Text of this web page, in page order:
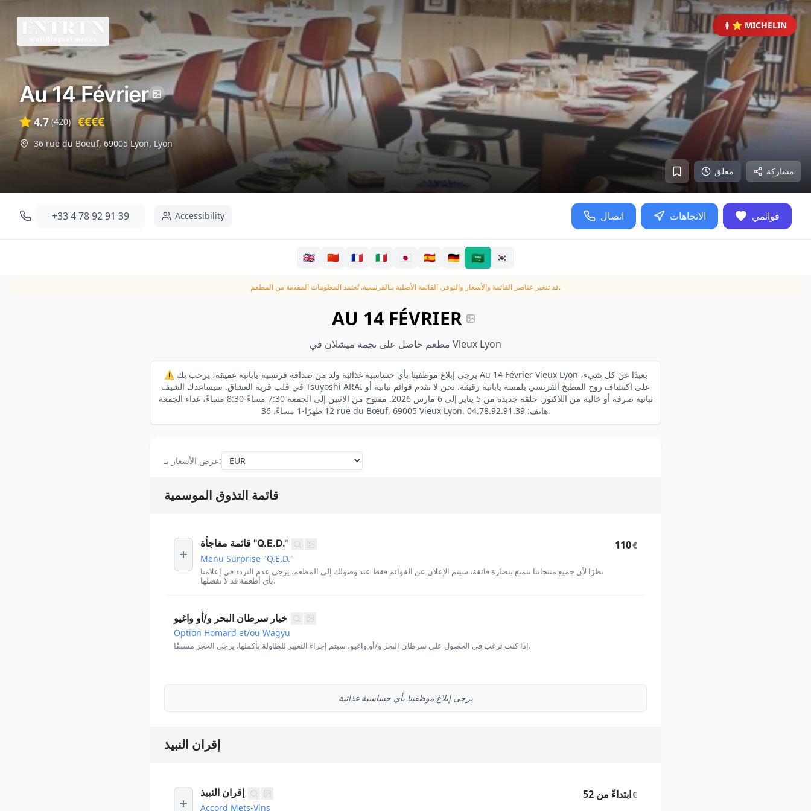
⭐ MICHELIN
مغلق مشاركة
Au 14 Février
4.7 (420) €€€€
36 rue du Boeuf, 69005 Lyon, Lyon
+33 4 78 92 91 39 Accessibility اتصال الاتجاهات قوائمي
🇬🇧 🇨🇳 🇫🇷 🇮🇹 🇯🇵 🇪🇸 🇩🇪 🇸🇦 🇰🇷
قد تتغير عناصر القائمة والأسعار والتوفر.القائمة الأصلية بـالفرنسية. تُعتمد المعلومات المقدمة من المطعم.
AU 14 FÉVRIER
مطعم حاصل على نجمة ميشلان في Vieux Lyon
⚠️ يرجى إبلاغ موظفينا بأي حساسية غذائية ولد من صداقة فرنسية-يابانية عميقة، يرحب بك Au 14 Février Vieux Lyon بعيدًا عن كل شيء،
في قلب قرية العشاق. سيساعدك الشيف Tsuyoshi ARAI على اكتشاف روح المطبخ الفرنسي بلمسة يابانية رقيقة. نحن لا نقدم قوائم نباتية أو
نباتية صرفة أو خالية من اللاكتوز. حلقة جديدة من 5 يناير إلى 6 مارس 2026. مفتوح من الاثنين إلى الجمعة 7:30 مساءً-8:30 مساءً، غداء الجمعة
12 ظهرًا-1 مساءً. 36 rue du Bœuf, 69005 Vieux Lyon. هاتف: 04.78.92.91.39.
عرض الأسعار بـ:
قائمة التذوق الموسمية
قائمة مفاجأة "Q.E.D."
Menu Surprise "Q.E.D."
نظرًا لأن جميع منتجاتنا تتمتع بنضارة فائقة، سيتم الإعلان عن القوائم فقط عند وصولك إلى المطعم. يرجى عدم التردد في إعلامنا
بأي أطعمة قد لا تفضلها.
110€
خيار سرطان البحر و/أو واغيو
Option Homard et/ou Wagyu
إذا كنت ترغب في الحصول على سرطان البحر و/أو واغيو، سيتم إجراء التغيير للطاولة بأكملها. يرجى الحجز مسبقًا.
يرجى إبلاغ موظفينا بأي حساسية غذائية
إقران النبيذ
إقران النبيذ
Accord Mets-Vins
ابتداءً من 52€